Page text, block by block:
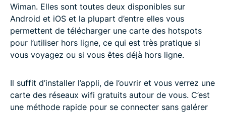
Wiman. Elles sont toutes deux disponibles sur
Android et iOS et la plupart d’entre elles vous
permettent de télécharger une carte des hotspots
pour l’utiliser hors ligne, ce qui est très pratique si
vous voyagez ou si vous êtes déjà hors ligne.
Il suffit d’installer l’appli, de l’ouvrir et vous verrez une
carte des réseaux wifi gratuits autour de vous. C’est
une méthode rapide pour se connecter sans galérer